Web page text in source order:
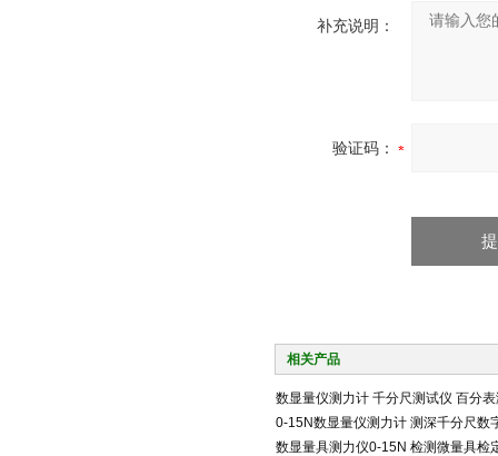
补充说明：
验证码：
相关产品
数显量仪测力计 千分尺测试仪 百分
0-15N数显量仪测力计 测深千分尺数
数显量具测力仪0-15N 检测微量具检